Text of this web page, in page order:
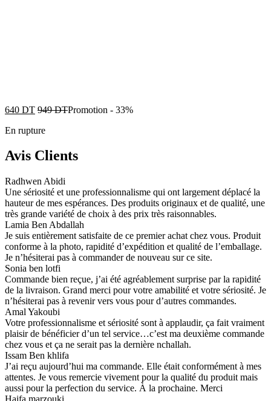
640 DT 949DTPromotion - 33%
En rupture
Avis Clients
Radhwen Abidi
Une sériosité et une professionnalisme qui ont largement déplacé la
hauteur de mes espérances. Des produits originaux et de qualité, une
très grande variété de choix à des prix très raisonnables.
Lamia Ben Abdallah
Je suis entièrement satisfaite de ce premier achat chez vous. Produit
conforme à la photo, rapidité d’expédition et qualité de l’emballage.
Je n’hésiterai pas à commander de nouveau sur ce site.
Sonia ben lotfi
Commande bien reçue, j’ai été agréablement surprise par la rapidité
de la livraison. Grand merci pour votre amabilité et votre sériosité. Je
n’hésiterai pas à revenir vers vous pour d’autres commandes.
Amal Yakoubi
Votre professionnalisme et sériosité sont à applaudir, ça fait vraiment
plaisir de bénéficier d’un tel service…c’est ma deuxième commande
chez vous et ça ne serait pas la dernière nchallah.
Issam Ben khlifa
J’ai reçu aujourd’hui ma commande. Elle était conformément à mes
attentes. Je vous remercie vivement pour la qualité du produit mais
aussi pour la perfection du service. À la prochaine. Merci